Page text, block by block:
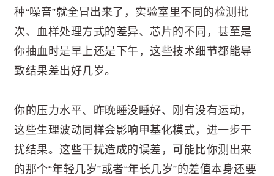
种“噪音”就全冒出来了，实验室里不同的检测批
次、血样处理方式的差异、芯片的不同，甚至是
你抽血时是早上还是下午，这些技术细节都能导
致结果差出好几岁。
你的压力水平、昨晚睡没睡好、刚有没有运动，
这些生理波动同样会影响甲基化模式，进一步干
扰结果。这些干扰造成的误差，可能比你测出来
的那个“年轻几岁”或者“年长几岁”的差值本身还要